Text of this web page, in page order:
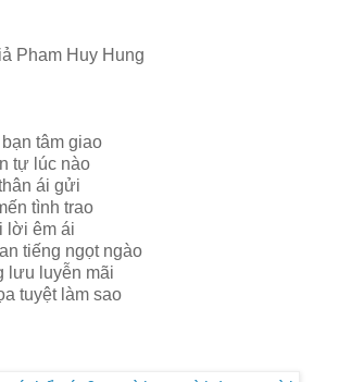
Pham Huy Hung
tâm giao
tự lúc nào
ái gửi
tình trao
lời êm ái
tiếng ngọt ngào
lưu luyễn mãi
tuyệt làm sao